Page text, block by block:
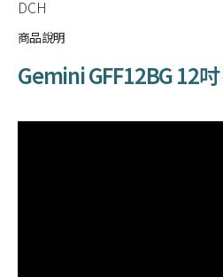
DCH
商品說明
Gemini GFF12BG 12